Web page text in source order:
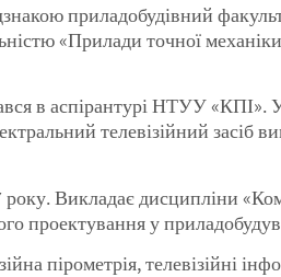
приладобудівний
«Прилади точної
в аспірантурі НТУУ «КПІ».
телевізійний засіб
Викладає дисципліни
проектування у
пірометрія, телевізійні